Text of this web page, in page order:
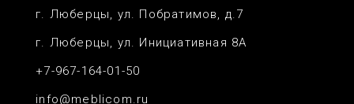
г. Люберцы, ул. Побратимов, д.7
г. Люберцы, ул. Инициативная 8А
+7-967-164-01-50
info@meblicom.ru